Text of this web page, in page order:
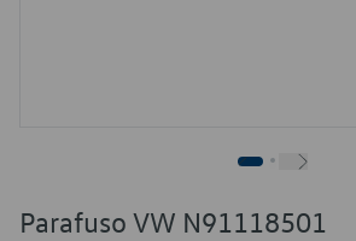
Parafuso VW N91118501